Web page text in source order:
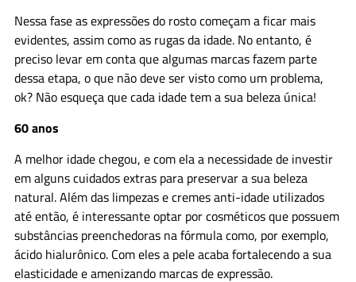
Nessa fase as expressões do rosto começam a ficar mais
evidentes, assim como as rugas da idade. No entanto, é
preciso levar em conta que algumas marcas fazem parte
dessa etapa, o que não deve ser visto como um problema,
ok? Não esqueça que cada idade tem a sua beleza única!
60 anos
A melhor idade chegou, e com ela a necessidade de investir
em alguns cuidados extras para preservar a sua beleza
natural.Além das limpezas e cremes anti-idade utilizados
até então, é interessante optar por cosméticos que possuem
substâncias preenchedoras na fórmula como, por exemplo,
ácido hialurônico. Com eles a pele acaba fortalecendo a sua
elasticidade e amenizando marcas de expressão.